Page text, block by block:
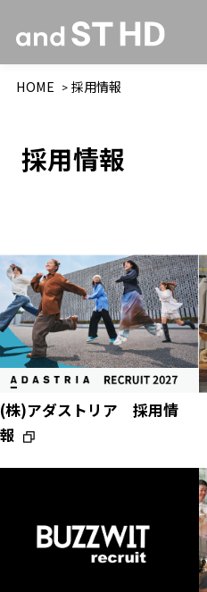
HOME 採用情報
採用情報
(株)アダストリア 採用情
報